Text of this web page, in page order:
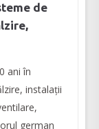
de
ani în
instalații
german